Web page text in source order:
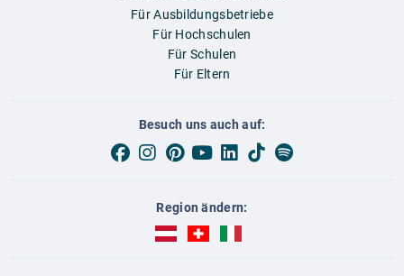
Für Ausbildungsbetriebe
Für Hochschulen
Für Schulen
Für Eltern
Besuch uns auch auf:
Region ändern:
AUBI-plus Österreich (deutsch)
AUBI-plus Schweiz (deutsch)
AUBI-plus Italien (deutsch)